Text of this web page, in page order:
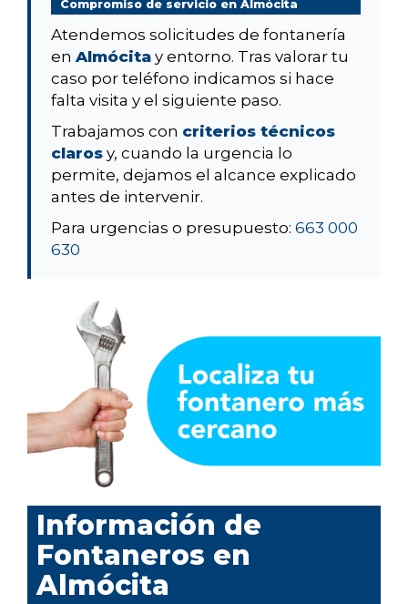
Compromiso de servicio en Almócita
Atendemos solicitudes de fontanería
en Almócita y entorno. Tras valorar tu
caso por teléfono indicamos si hace
falta visita y el siguiente paso.
Trabajamos con criterios técnicos
claros y, cuando la urgencia lo
permite, dejamos el alcance explicado
antes de intervenir.
Para urgencias o presupuesto: 663 000
630
Información de
Fontaneros en
Almócita